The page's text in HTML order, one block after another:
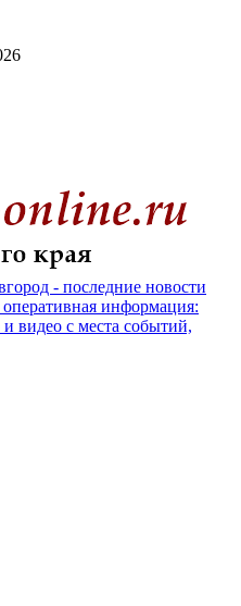
- последние новости
оперативная информация:
видео с места событий,